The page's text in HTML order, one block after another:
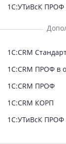
1С:УТиВсК ПРОФ
1C:СRM
1С:CRM ПРОФ в
1С:CRM ПРОФ
1С:CRM КОРП
1С:УТиВсК ПРОФ